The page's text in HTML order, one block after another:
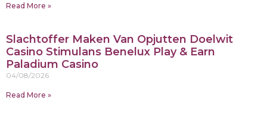
Read More »
Slachtoffer Maken Van Opjutten Doelwit
Casino Stimulans Benelux Play & Earn
Paladium Casino
04/08/2026
Read More »